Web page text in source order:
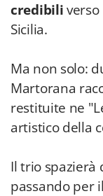
credibili
Sicilia.
Ma non solo:
Martorana
restituite ne
artistico della
Il trio spazierà
passando per